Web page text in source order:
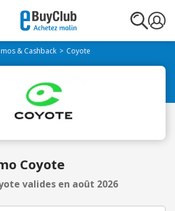
& Cashback Coyote
Coyote
valides en août 2026